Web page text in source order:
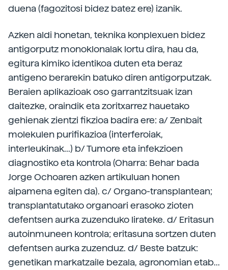
duena (fagozitosi bidez batez ere) izanik.
Azken aldi honetan, teknika konplexuen bidez
antigorputz monoklonalak lortu dira, hau da,
egitura kimiko identikoa duten eta beraz
antigeno berarekin batuko diren antigorputzak.
Beraien aplikazioak oso garrantzitsuak izan
daitezke, oraindik eta zoritxarrez hauetako
gehienak zientzi fikzioa badira ere: a/ Zenbait
molekulen purifikazioa (interferoiak,
interleukinak...) b/ Tumore eta infekzioen
diagnostiko eta kontrola (Oharra: Behar bada
Jorge Ochoaren azken artikuluan honen
aipamena egiten da). c/ Organo-transplantean;
transplantatutako organoari erasoko zioten
defentsen aurka zuzenduko lirateke. d/ Eritasun
autoinmuneen kontrola; eritasuna sortzen duten
defentsen aurka zuzenduz. d/ Beste batzuk:
genetikan markatzaile bezala, agronomian etab...